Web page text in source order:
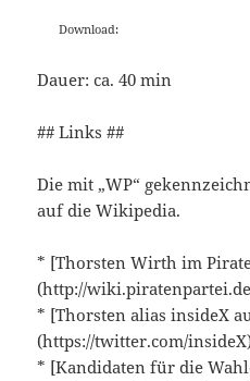
Download:
Dauer: ca. 40 min
## Links ##
Die mit „WP“
auf die Wikipedia.
* [Thorsten Wirth im
(http://
* [Thorsten alias insideX
(https://twitter.com/
* [Kandidaten für die